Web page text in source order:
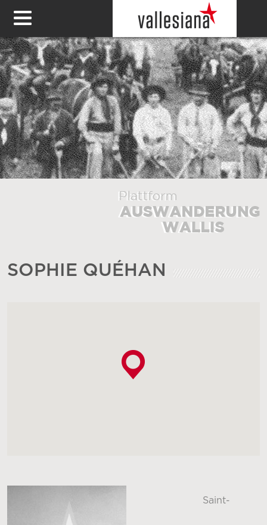
SOPHIE QUÉHAN
Saint-